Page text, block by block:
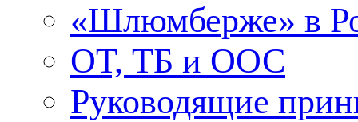
«Шлюмберже» в
ОТ, ТБ и ООС
Руководящие